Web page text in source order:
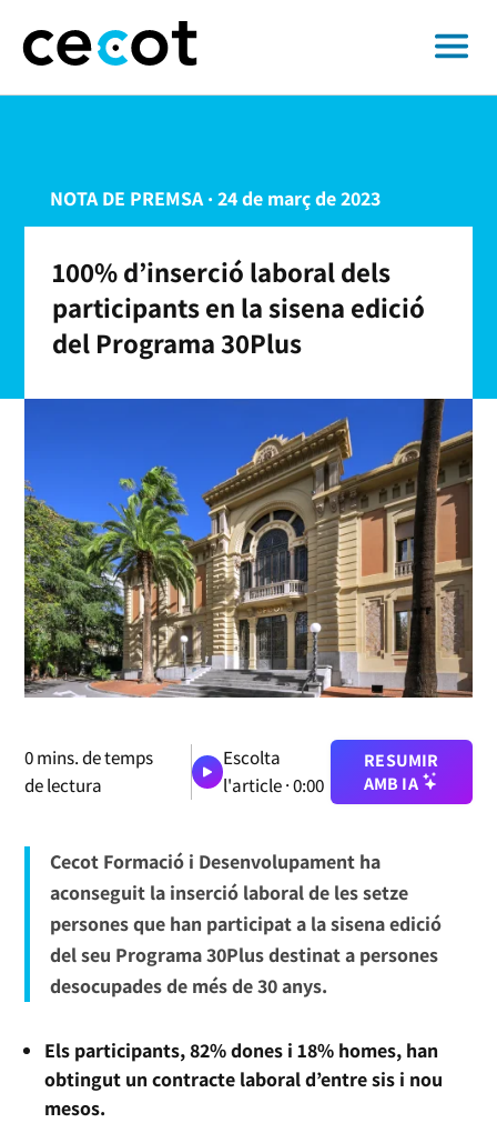
NOTA DE PREMSA · 24 de març de 2023
100% d’inserció laboral dels
participants en la sisena edició
del Programa 30Plus
0mins. de temps
de lectura
Escolta
l'article ·0:00
RESUMIR
AMB IA
Cecot Formació i Desenvolupament ha
aconseguit la inserció laboral de les setze
persones que han participat a la sisena edició
del seu Programa 30Plus destinat a persones
desocupades de més de 30 anys.
Els participants, 82% dones i 18% homes, han
obtingut un contracte laboral d’entre sis i nou
mesos.